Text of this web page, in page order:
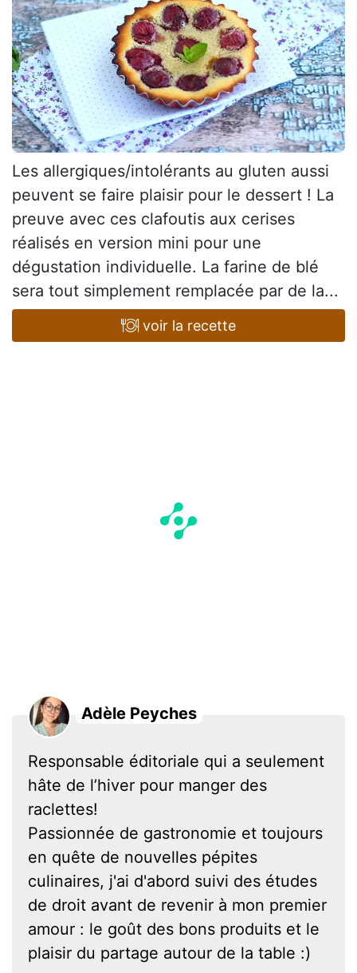
Les allergiques/intolérants au gluten aussi
peuvent se faire plaisir pour le dessert ! La
preuve avec ces clafoutis aux cerises
réalisés en version mini pour une
dégustation individuelle. La farine de blé
sera tout simplement remplacée par de la...
voir la recette
Adèle Peyches
Responsable éditoriale qui a seulement
hâte de l’hiver pour manger des
raclettes!
Passionnée de gastronomie et toujours
en quête de nouvelles pépites
culinaires, j'ai d'abord suivi des études
de droit avant de revenir à mon premier
amour : le goût des bons produits et le
plaisir du partage autour de la table :)